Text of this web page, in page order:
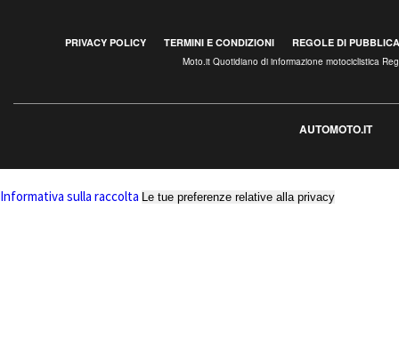
PRIVACY POLICY TERMINI E CONDIZIONI REGOLE DI
Moto.it Quotidiano di informazione motociclistica
AUTOMOTO.IT
Informativa sulla raccolta Le tue preferenze relative alla privacy